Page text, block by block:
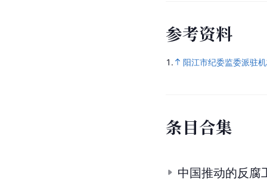
参考资料
1. 阳江市纪委监委派驻
条目合集
中国推动的反腐